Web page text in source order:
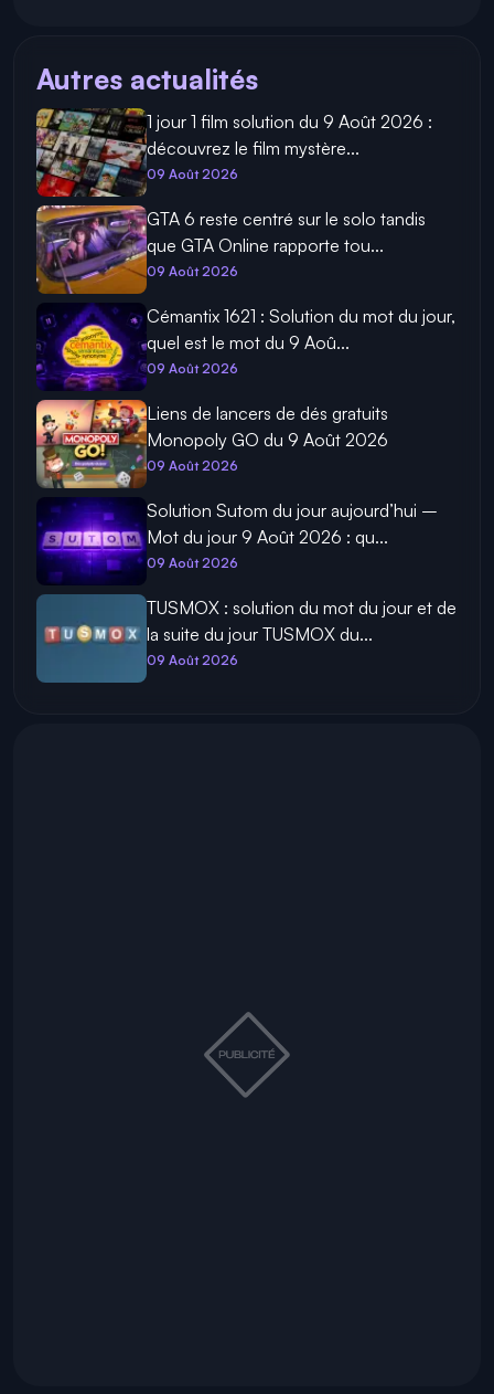
Autres actualités
1 jour 1 film solution du 9 Août 2026 :
découvrez le film mystère...
09 Août 2026
GTA 6 reste centré sur le solo tandis
que GTA Online rapporte tou...
09 Août 2026
Cémantix 1621 : Solution du mot du jour,
quel est le mot du 9 Aoû...
09 Août 2026
Liens de lancers de dés gratuits
Monopoly GO du 9 Août 2026
09 Août 2026
Solution Sutom du jour aujourd’hui –
Mot du jour 9 Août 2026 : qu...
09 Août 2026
TUSMOX : solution du mot du jour et de
la suite du jour TUSMOX du...
09 Août 2026